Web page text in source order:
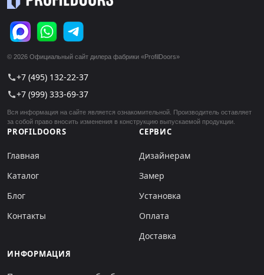
© 2026 Официальный сайт дилера фабрики «ProfilDoors»
call+7 (495) 132-22-37
call+7 (999) 333-69-37
Вся информация на сайте является ознакомительной. Производитель оставляет
за собой право вносить изменения в конструкцию выпускаемой продукции.
PROFILDOORS
Главная
Каталог
Блог
Контакты
СЕРВИС
Дизайнерам
Замер
Установка
Оплата
Доставка
ИНФОРМАЦИЯ